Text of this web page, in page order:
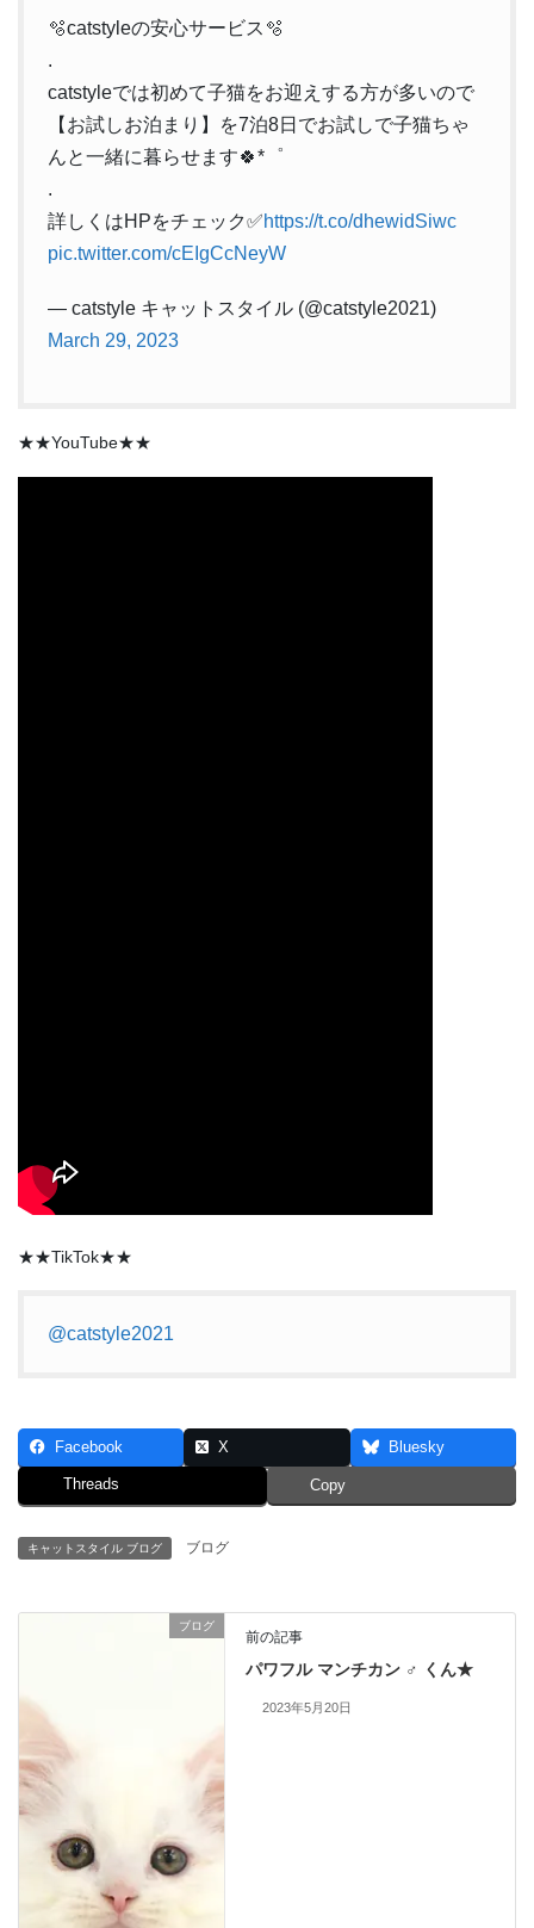
🫧catstyleの安心サービス🫧
.
catstyleでは初めて子猫をお迎えする方が多いので
【お試しお泊まり】を7泊8日でお試しで子猫ちゃ
んと一緒に暮らせます🍀*゜
.
詳しくはHPをチェック✅https://t.co/dhewidSiwc
pic.twitter.com/cEIgCcNeyW
— catstyle キャットスタイル (@catstyle2021)
March 29, 2023
★★YouTube★★
★★TikTok★★
@catstyle2021
Facebook X Bluesky
Threads Copy
キャットスタイル ブログ ブログ
ブログ
前の記事
パワフル マンチカン ♂ くん★
2023年5月20日